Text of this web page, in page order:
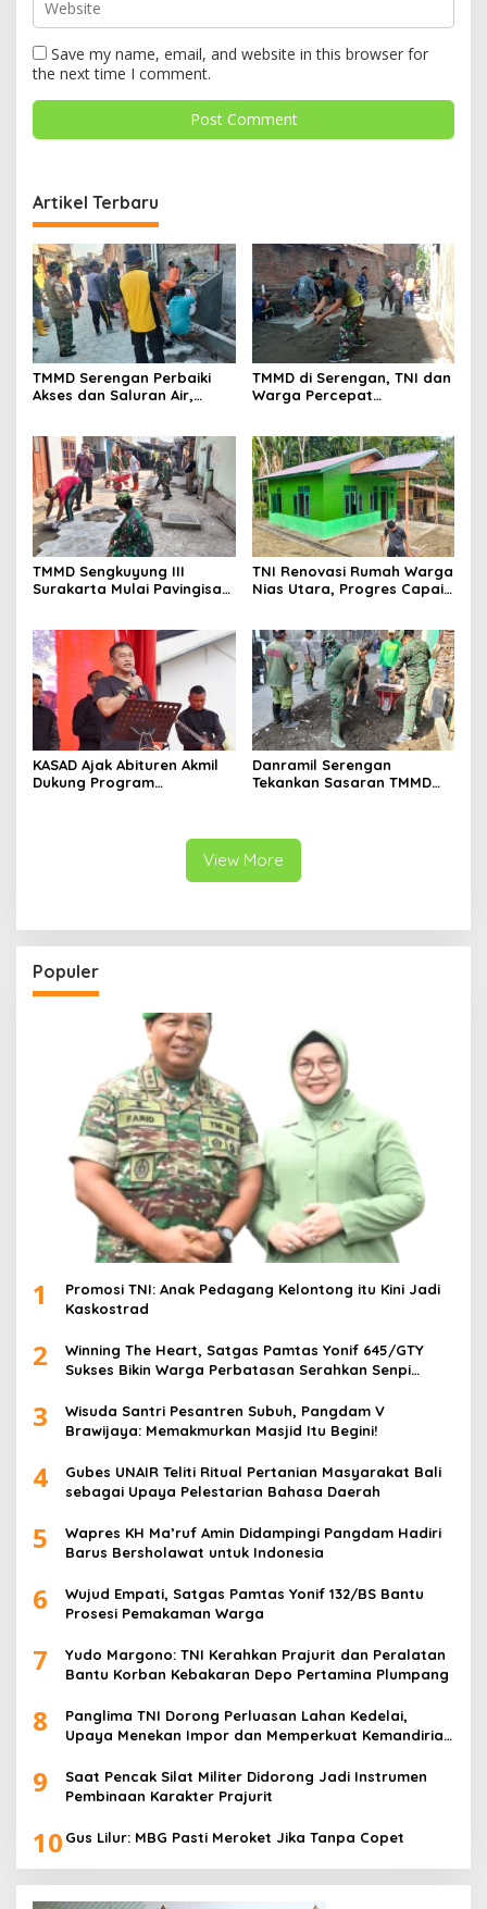
Save my name, email, and website in this browser for
the next time I comment.
Artikel Terbaru
TMMD Serengan Perbaiki
Akses dan Saluran Air,
TMMD di Serengan, TNI dan
Warga Percepat
TMMD Sengkuyung III
Surakarta Mulai Pavingisasi
TNI Renovasi Rumah Warga
Nias Utara, Progres Capai
KASAD Ajak Abituren Akmil
Dukung Program
Danramil Serengan
Tekankan Sasaran TMMD
View More
Populer
1
Promosi TNI: Anak Pedagang Kelontong itu Kini Jadi
Kaskostrad
2
Winning The Heart, Satgas Pamtas Yonif 645/GTY
Sukses Bikin Warga Perbatasan Serahkan Senpi
3
Wisuda Santri Pesantren Subuh, Pangdam V
Brawijaya: Memakmurkan Masjid Itu Begini!
4
Gubes UNAIR Teliti Ritual Pertanian Masyarakat Bali
sebagai Upaya Pelestarian Bahasa Daerah
5
Wapres KH Ma’ruf Amin Didampingi Pangdam Hadiri
Barus Bersholawat untuk Indonesia
6
Wujud Empati, Satgas Pamtas Yonif 132/BS Bantu
Prosesi Pemakaman Warga
7
Yudo Margono: TNI Kerahkan Prajurit dan Peralatan
Bantu Korban Kebakaran Depo Pertamina Plumpang
8
Panglima TNI Dorong Perluasan Lahan Kedelai,
Upaya Menekan Impor dan Memperkuat Kemandirian
9
Saat Pencak Silat Militer Didorong Jadi Instrumen
Pembinaan Karakter Prajurit
10 Gus Lilur: MBG Pasti Meroket Jika Tanpa Copet